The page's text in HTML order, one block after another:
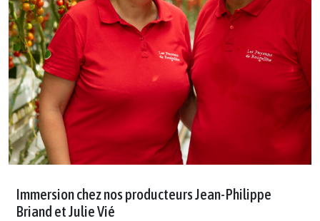
Immersion chez nos producteurs Jean-Philippe
Briand et Julie Vié